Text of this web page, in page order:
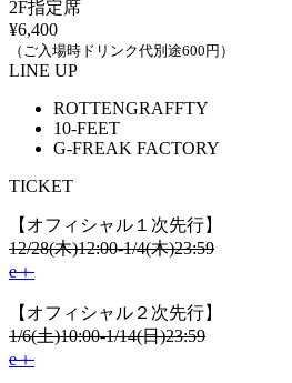
2F指定席
¥6,400
（ご入場時ドリンク代別途600円）
LINE UP
ROTTENGRAFFTY
10-FEET
G-FREAK FACTORY
TICKET
【オフィシャル１次先行】
12/28(⽊)12:00-1/4(⽊)23:59
e＋
【オフィシャル２次先行】
1/6(土)10:00-1/14(日)23:59
e＋